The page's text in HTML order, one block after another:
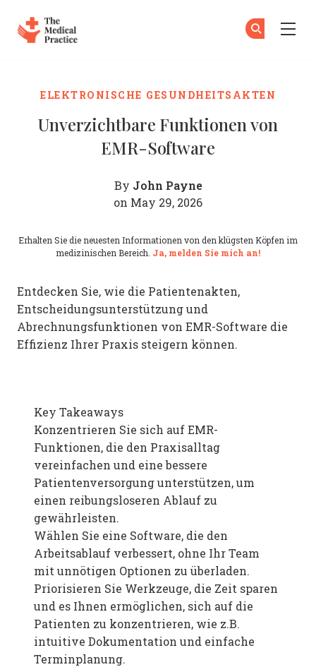
ELEKTRONISCHE GESUNDHEITSAKTEN
Unverzichtbare Funktionen von
EMR-Software
By John Payne
on May 29, 2026
Erhalten Sie die neuesten Informationen von den klügsten Köpfen im
medizinischen Bereich. Ja, melden Sie mich an!
Entdecken Sie, wie die Patientenakten,
Entscheidungsunterstützung und
Abrechnungsfunktionen von EMR-Software die
Effizienz Ihrer Praxis steigern können.
Key Takeaways
Konzentrieren Sie sich auf EMR-
Funktionen, die den Praxisalltag
vereinfachen und eine bessere
Patientenversorgung unterstützen, um
einen reibungsloseren Ablauf zu
gewährleisten.
Wählen Sie eine Software, die den
Arbeitsablauf verbessert, ohne Ihr Team
mit unnötigen Optionen zu überladen.
Priorisieren Sie Werkzeuge, die Zeit sparen
und es Ihnen ermöglichen, sich auf die
Patienten zu konzentrieren, wie z.B.
intuitive Dokumentation und einfache
Terminplanung.